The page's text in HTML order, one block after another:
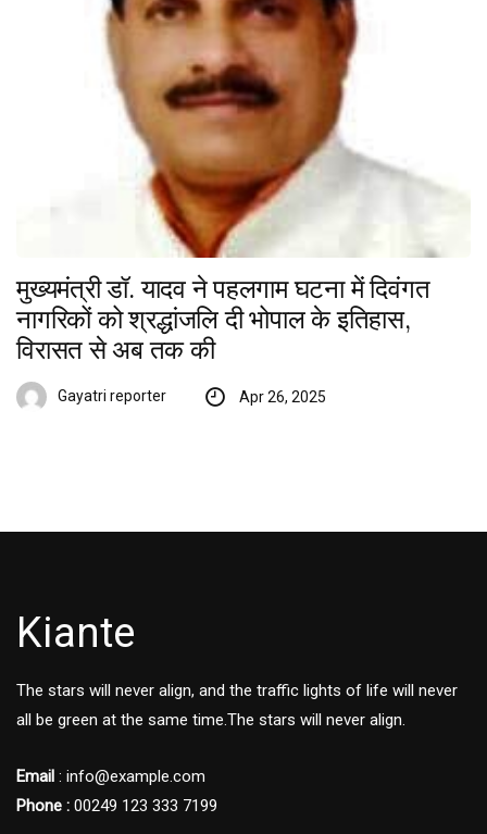
मुख्यमंत्री डॉ. यादव ने पहलगाम घटना में दिवंगत
नागरिकों को श्रद्धांजलि दी भोपाल के इतिहास,
विरासत से अब तक की
Gayatri reporter Apr 26, 2025
Kiante
The stars will never align, and the traffic lights of life will never
all be green at the same time.The stars will never align.
Email : info@example.com
Phone : 00249 123 333 7199